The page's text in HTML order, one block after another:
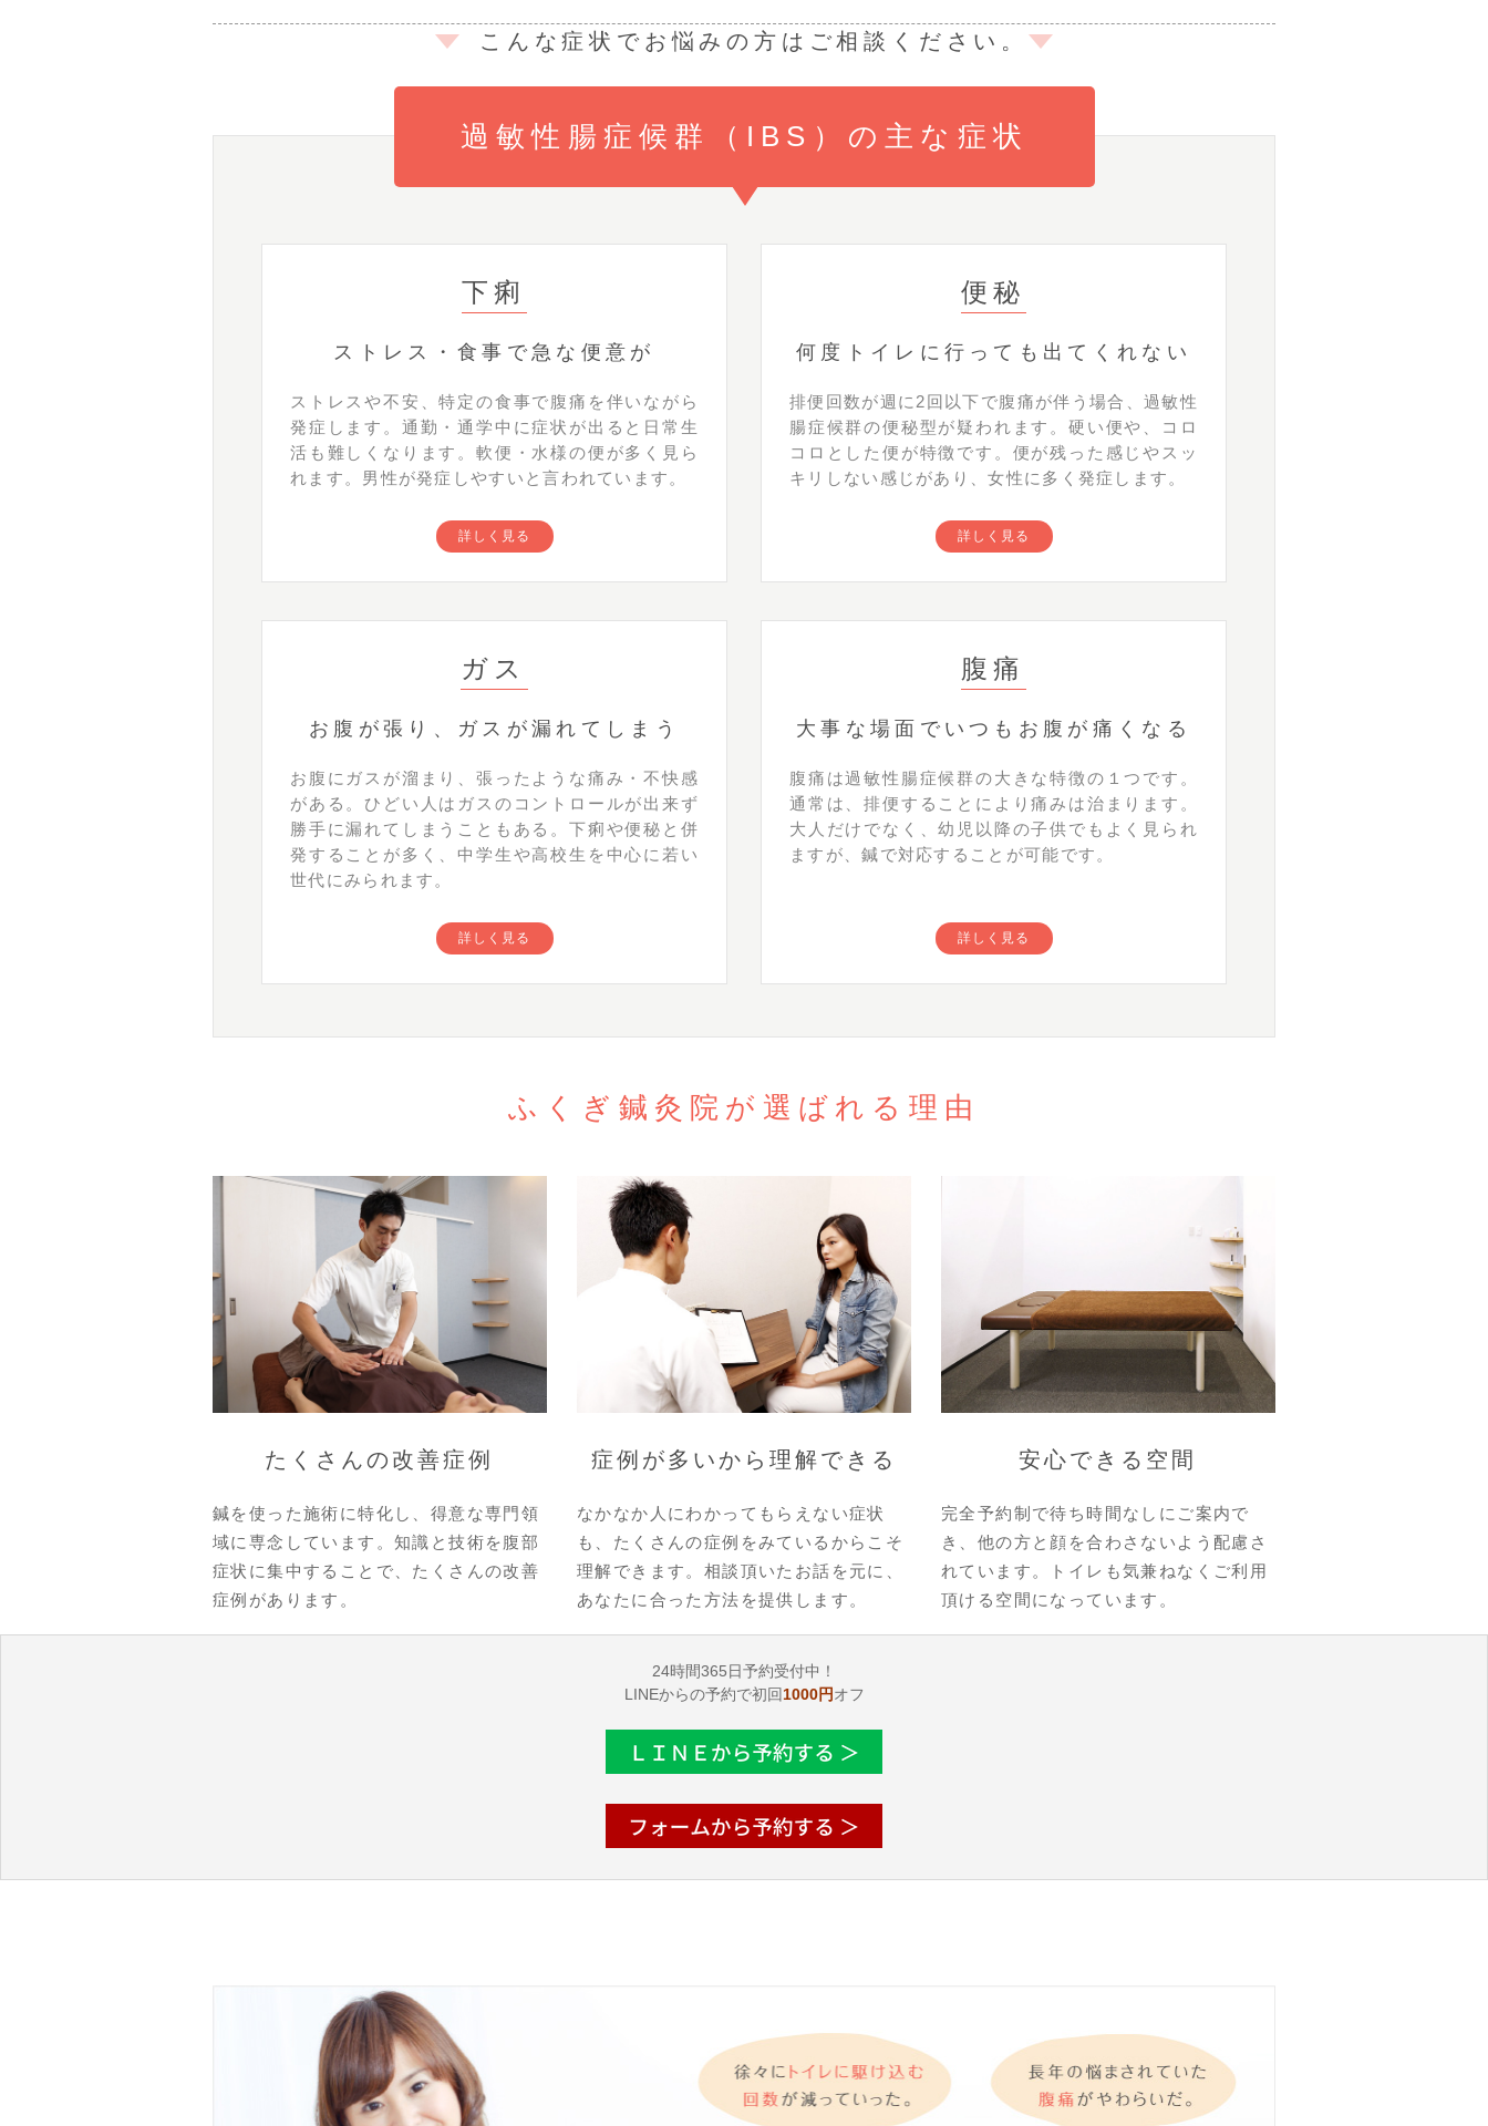
こんな症状でお悩みの方はご相談ください。
過敏性腸症候群（IBS）の主な症状
下痢
ストレス・食事で急な便意が
ストレスや不安、特定の食事で腹痛を伴いながら
発症します。通勤・通学中に症状が出ると日常生
活も難しくなります。軟便・水様の便が多く見ら
れます。男性が発症しやすいと言われています。
詳しく見る
便秘
何度トイレに行っても出てくれない
排便回数が週に2回以下で腹痛が伴う場合、過敏性
腸症候群の便秘型が疑われます。硬い便や、コロ
コロとした便が特徴です。便が残った感じやスッ
キリしない感じがあり、女性に多く発症します。
詳しく見る
ガス
お腹が張り、ガスが漏れてしまう
お腹にガスが溜まり、張ったような痛み・不快感
がある。ひどい人はガスのコントロールが出来ず
勝手に漏れてしまうこともある。下痢や便秘と併
発することが多く、中学生や高校生を中心に若い
世代にみられます。
詳しく見る
腹痛
大事な場面でいつもお腹が痛くなる
腹痛は過敏性腸症候群の大きな特徴の１つです。
通常は、排便することにより痛みは治まります。
大人だけでなく、幼児以降の子供でもよく見られ
ますが、鍼で対応することが可能です。
詳しく見る
ふくぎ鍼灸院が 選ばれる理由
たくさんの改善症例
鍼を使った施術に特化し、得意な専門領
域に専念しています。知識と技術を腹部
症状に集中することで、たくさんの改善
症例があります。
症例が多いから理解できる
なかなか人にわかってもらえない症状
も、たくさんの症例をみているからこそ
理解できます。相談頂いたお話を元に、
あなたに合った方法を提供します。
安心できる空間
完全予約制で待ち時間なしにご案内で
き、他の方と顔を合わさないよう配慮さ
れています。トイレも気兼ねなくご利用
頂ける空間になっています。
24時間365日予約受付中！
LINEからの予約で初回1000円オフ